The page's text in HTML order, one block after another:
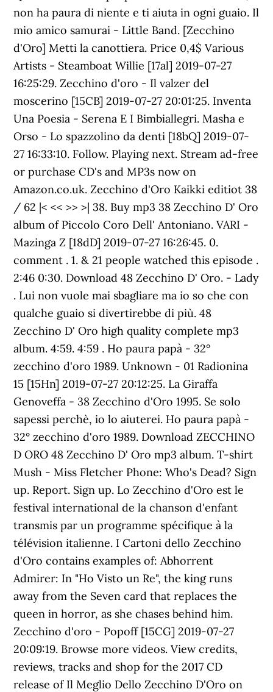
non ha paura di niente e ti aiuta in ogni guaio. Il
mio amico samurai - Little Band. [Zecchino
d'Oro] Metti la canottiera. Price 0,4$ Various
Artists - Steamboat Willie [17al] 2019-07-27
16:25:29. Zecchino d'oro - Il valzer del
moscerino [15CB] 2019-07-27 20:01:25. Inventa
Una Poesia - Serena E I Bimbiallegri. Masha e
Orso - Lo spazzolino da denti [18bQ] 2019-07-
27 16:33:10. Follow. Playing next. Stream ad-free
or purchase CD's and MP3s now on
Amazon.co.uk. Zecchino d'Oro Kaikki editiot 38
/ 62 |< << >> >| 38. Buy mp3 38 Zecchino D' Oro
album of Piccolo Coro Dell' Antoniano. VARI -
Mazinga Z [18dD] 2019-07-27 16:26:45. 0.
comment . 1. & 21 people watched this episode .
2:46 0:30. Download 48 Zecchino D' Oro. - Lady
. Lui non vuole mai sbagliare ma io so che con
qualche guaio si divertirebbe di più. 48
Zecchino D' Oro high quality complete mp3
album. 4:59. 4:59 . Ho paura papà - 32°
zecchino d'oro 1989. Unknown - 01 Radionina
15 [15Hn] 2019-07-27 20:12:25. La Giraffa
Genoveffa - 38 Zecchino d'Oro 1995. Se solo
sapessi perchè, io lo aiuterei. Ho paura papà -
32° zecchino d'oro 1989. Download ZECCHINO
D ORO 48 Zecchino D' Oro mp3 album. T-shirt
Mush - Miss Fletcher Phone: Who's Dead? Sign
up. Report. Sign up. Lo Zecchino d'Oro est le
festival international de la chanson d'enfant
transmis par un programme spécifique à la
télévision italienne. I Cartoni dello Zecchino
d'Oro contains examples of: Abhorrent
Admirer: In "Ho Visto un Re", the king runs
away from the Seven card that replaces the
queen in horror, as she chases behind him.
Zecchino d'oro - Popoff [15CG] 2019-07-27
20:09:19. Browse more videos. View credits,
reviews, tracks and shop for the 2017 CD
release of Il Meglio Dello Zecchino D'Oro on